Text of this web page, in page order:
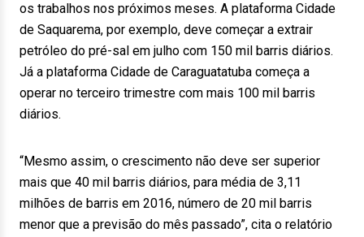
os trabalhos nos próximos meses. A plataforma Cidade
de Saquarema, por exemplo, deve começar a extrair
petróleo do pré-sal em julho com 150 mil barris diários.
Já a plataforma Cidade de Caraguatatuba começa a
operar no terceiro trimestre com mais 100 mil barris
diários.
“Mesmo assim, o crescimento não deve ser superior
mais que 40 mil barris diários, para média de 3,11
milhões de barris em 2016, número de 20 mil barris
menor que a previsão do mês passado”, cita o relatório